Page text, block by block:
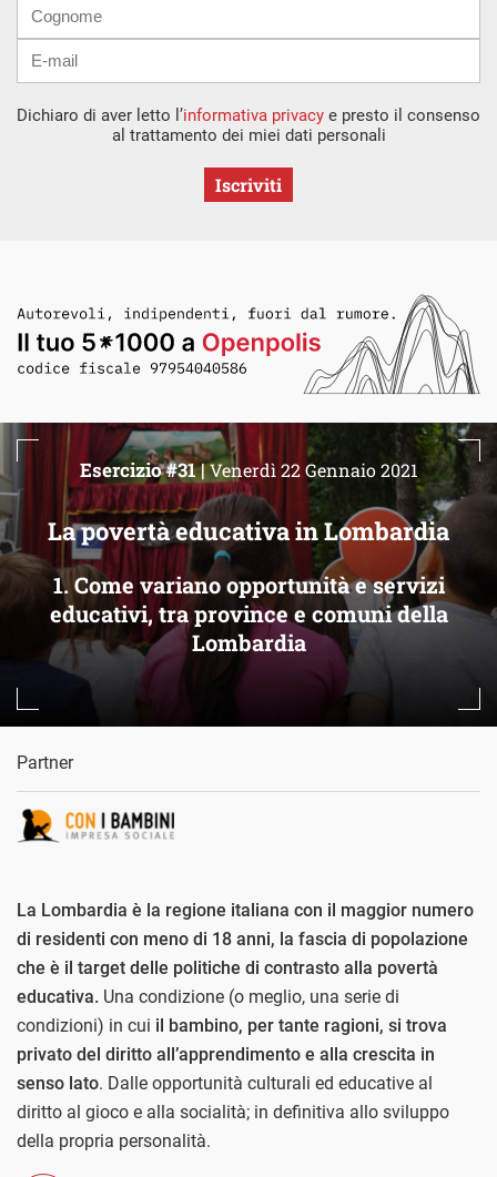
Dichiaro di aver letto l’informativa privacy e presto il consenso
al trattamento dei miei dati personali
Iscriviti
La povertà educativa in Lombardia
1. Come variano opportunità e servizi
educativi, tra province e comuni della
Lombardia
Esercizio #31 |Venerdì 22 Gennaio 2021
Partner
La Lombardia è la regione italiana con il maggior numero
di residenti con meno di 18 anni, la fascia di popolazione
che è il target delle politiche di contrasto alla povertà
educativa. Una condizione (o meglio, una serie di
condizioni) in cui il bambino, per tante ragioni, si trova
privato del diritto all’apprendimento e alla crescita in
senso lato. Dalle opportunità culturali ed educative al
diritto al gioco e alla socialità; in definitiva allo sviluppo
della propria personalità.